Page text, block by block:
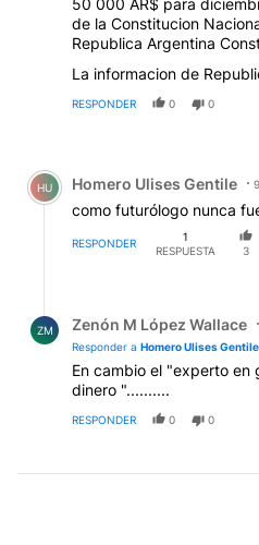
de la Constitucion
Republica Argentina
La informacion de
RESPONDER 0 0
Comentario de Homero
HU Homero Ulises Gentile
como futurólogo nunca
RESPONDER
1
RESPUESTA
3
ZM Zenón M López Wallace
Responder a Homero Ulises Gentile
En cambio el "experto en
dinero "..........
RESPONDER 0 0